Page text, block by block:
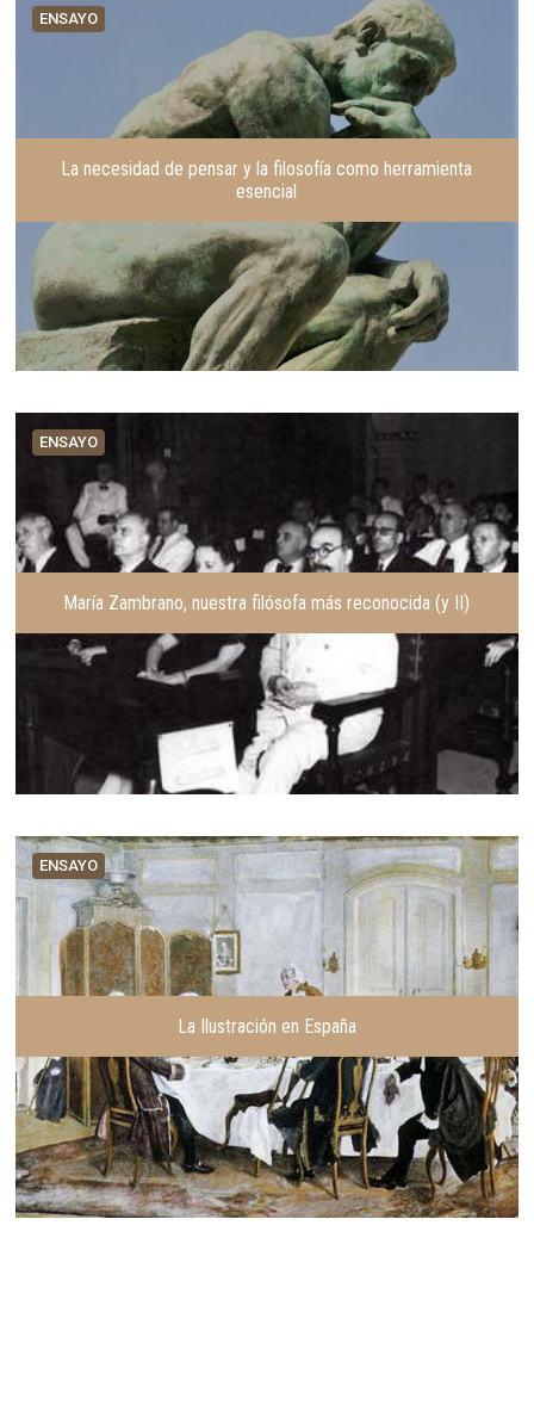
ENSAYO
La necesidad de pensar y la filosofía como herramienta
esencial
ENSAYO
María Zambrano, nuestra filósofa más reconocida (y II)
ENSAYO
La Ilustración en España